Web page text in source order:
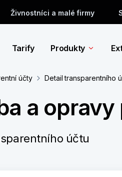
Živnostníci a malé firmy
Tarify Produkty
účty Detail transparentního
a
účtu